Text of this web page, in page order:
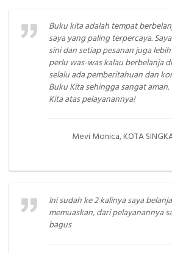
Buku kita adalah tempat
saya yang paling terpercaya.
sini dan setiap pesanan juga
perlu was-was kalau berbelanja
selalu ada pemberitahuan dan
Buku Kita sehingga sangat
Kita atas pelayanannya!
Mevi Monica, KOTA
Ini sudah ke 2 kalinya saya
memuaskan, dari pelayanannya
bagus